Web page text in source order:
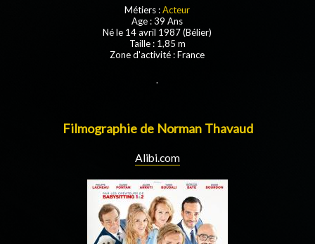
Métiers :Acteur
Age : 39 Ans
Né le 14 avril 1987 (Bélier)
Taille : 1,85 m
Zone d'activité : France
.
Filmographie de Norman Thavaud
Alibi.com